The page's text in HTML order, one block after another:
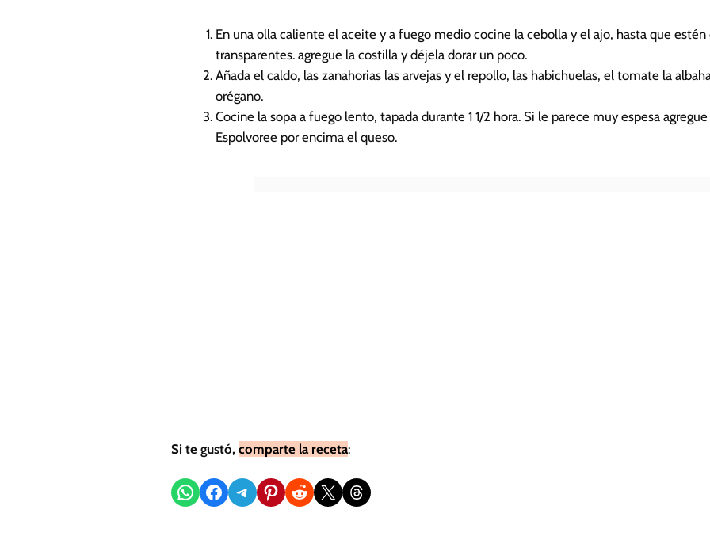
En una olla caliente el aceite y a fuego medio cocine la cebolla y el ajo, hasta que
transparentes. agregue la costilla y déjela dorar un poco.
Añada el caldo, las zanahorias las arvejas y el repollo, las habichuelas, el tomate la
orégano.
Cocine la sopa a fuego lento, tapada durante 1 1/2 hora. Si le parece muy espesa
Espolvoree por encima el queso.
Si te gustó, comparte la receta:
Compartir en WhatsApp
Compartir en Facebook
Compartir en Telegram
Compartir en Pinterest
Compartir en Reddit
Compartir en X Share on Threads